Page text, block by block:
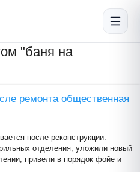
"баня на
ремонта общественная
после реконструкции:
отделения, уложили новый
привели в порядок фойе и